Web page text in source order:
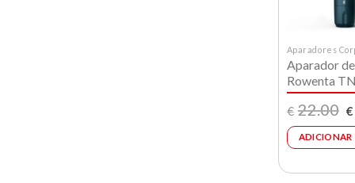
Aparadores
Aparador
Rowenta
€ 22.00
O
€
ADICIONAR